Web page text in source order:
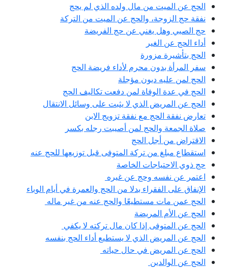
الحج عن الميت من مال ولده الذي لم يحج
نفقة حج الزوجة، والحج عن الميت من التركة
حج الصبي وهل يغني عن حج الفريضة
أداء الحج عن الغير
الحج بتأشيرة مزورة
سفر المرأة بدون محرم لأداء فريضة الحج
الحج لمن عليه ديون مؤجلة
الحج في عدة الوفاة لمن دفعت تكاليف الحج
الحج عن المريض الذي لا يثبت على وسائل الانتقال
تعارض نفقة الحج مع نفقة تزويج الابن
صلاة الجمعة والحج لمن أصيبت رجله بكسر
الاقتراض من أجل الحج
استقطاع مبلغ من تركة المتوفى قبل توزيعها للحج عنه
حج ذوي الاحتياجات الخاصة
اعتمر عن نفسه وحج عن غيره
الإنفاق على الفقراء بدلا من الحج والعمرة في أيام الوباء
الحج عمن مات مستطيعًا والحج عنه من غير ماله
الحج عن الأم المريضة
الحج عن المتوفى إذا كان مال تركته لا يكفي
الحج عن المريض الذي لا يستطيع أداء الحج بنفسه
الحج عن المريض في حال حياته
الحج عن الوالدين